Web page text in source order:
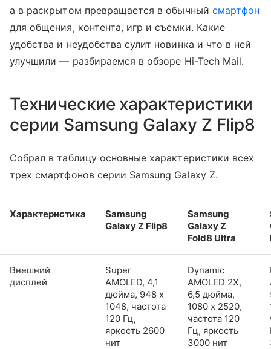
а в раскрытом превращается в обычный смартфон
для общения, контента, игр и съемки. Какие
удобства и неудобства сулит новинка и что в ней
улучшили — разбираемся в обзоре Hi-Tech Mail.
Технические характеристики
серии Samsung Galaxy Z Flip8
Собрал в таблицу основные характеристики всех
трех смартфонов серии Samsung Galaxy Z.
Характеристика
Samsung
Galaxy Z Flip8
Samsung
Galaxy Z
Fold8 Ultra
Внешний
дисплей
Super
AMOLED, 4,1
дюйма, 948 x
1048, частота
120 Гц,
яркость 2600
нит
Dynamic
AMOLED 2X,
6,5 дюйма,
1080 x 2520,
частота 120
Гц, яркость
3000 нит